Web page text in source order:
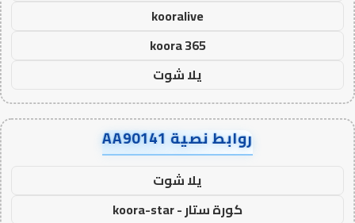
kooralive
koora 365
يلا شوت
روابط نصية AA90141
يلا شوت
كورة ستار - koora-star